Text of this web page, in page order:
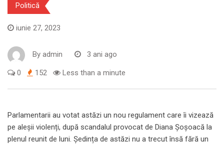
Politică
iunie 27, 2023
By admin 3 ani ago
0 152 Less than a minute
Parlamentarii au votat astăzi un nou regulament care îi vizează
pe aleșii violenți, după scandalul provocat de Diana Șoșoacă la
plenul reunit de luni. Ședința de astăzi nu a trecut însă fără un